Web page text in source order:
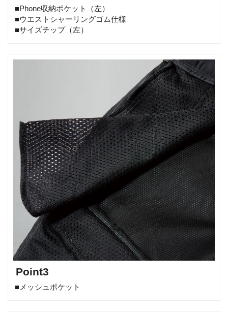
■Phone収納ポケット（左）
■ウエストシャーリングゴム仕様
■サイズチップ（左）
Point3
■メッシュポケット